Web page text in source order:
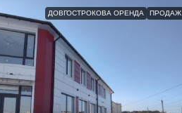
ДОВГОСТРОКОВА ОРЕНДА ПРОДАЖ